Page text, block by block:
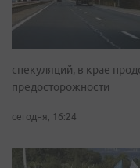
спекуляций, в крае
предосторожности
сегодня, 16:24